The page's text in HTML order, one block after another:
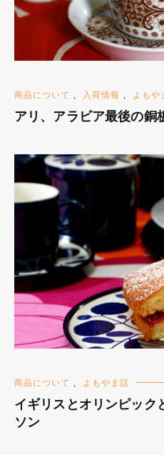
商品について , 入荷情報 , よもや
アリ、アラビア最後の銅
商品について , よもやま話
イギリスとオリンピック
ソン